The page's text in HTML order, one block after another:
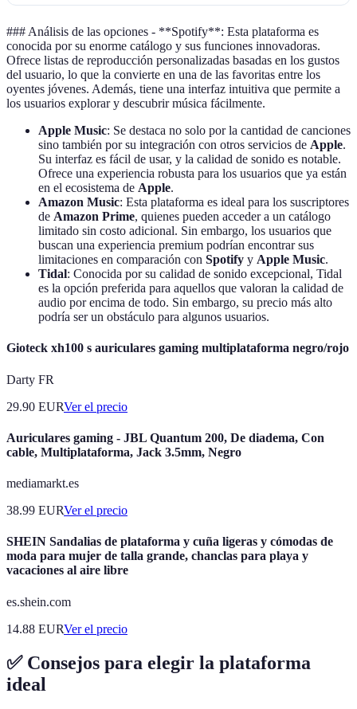
### Análisis de las opciones - **Spotify**: Esta plataforma es
conocida por su enorme catálogo y sus funciones innovadoras.
Ofrece listas de reproducción personalizadas basadas en los gustos
del usuario, lo que la convierte en una de las favoritas entre los
oyentes jóvenes. Además, tiene una interfaz intuitiva que permite a
los usuarios explorar y descubrir música fácilmente.
Apple Music: Se destaca no solo por la cantidad de canciones
sino también por su integración con otros servicios de Apple.
Su interfaz es fácil de usar, y la calidad de sonido es notable.
Ofrece una experiencia robusta para los usuarios que ya están
en el ecosistema de Apple.
Amazon Music: Esta plataforma es ideal para los suscriptores
de Amazon Prime, quienes pueden acceder a un catálogo
limitado sin costo adicional. Sin embargo, los usuarios que
buscan una experiencia premium podrían encontrar sus
limitaciones en comparación con Spotify y Apple Music.
Tidal: Conocida por su calidad de sonido excepcional, Tidal
es la opción preferida para aquellos que valoran la calidad de
audio por encima de todo. Sin embargo, su precio más alto
podría ser un obstáculo para algunos usuarios.
Gioteck xh100 s auriculares gaming multiplataforma negro/rojo
Darty FR
29.90 EURVer el precio
Auriculares gaming - JBL Quantum 200, De diadema, Con
cable, Multiplataforma, Jack 3.5mm, Negro
mediamarkt.es
38.99 EURVer el precio
SHEIN Sandalias de plataforma y cuña ligeras y cómodas de
moda para mujer de talla grande, chanclas para playa y
vacaciones al aire libre
es.shein.com
14.88 EURVer el precio
✅ Consejos para elegir la plataforma
ideal